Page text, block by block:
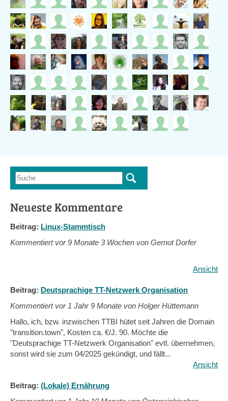
Suchformular
Suche
Neueste Kommentare
Beitrag: Linux-Stammtisch
Kommentiert vor9 Monate 3 Wochen von Gernot Dorfer
Ansicht
Beitrag: Deutsprachige TT-Netzwerk Organisation
Kommentiert vor 1 Jahr 9 Monate von Holger Hüttemann
Hallo, ich, bzw. inzwischen TTBI hütet seit Jahren die Domain
"transition.town", Kosten ca. €/J. 90. Möchte die
"Deutsprachige TT-Netzwerk Organisation" evtl. übernehmen,
sonst wird sie zum 04/2025 gekündigt, und fällt...
Ansicht
Beitrag: (Lokale) Ernährung